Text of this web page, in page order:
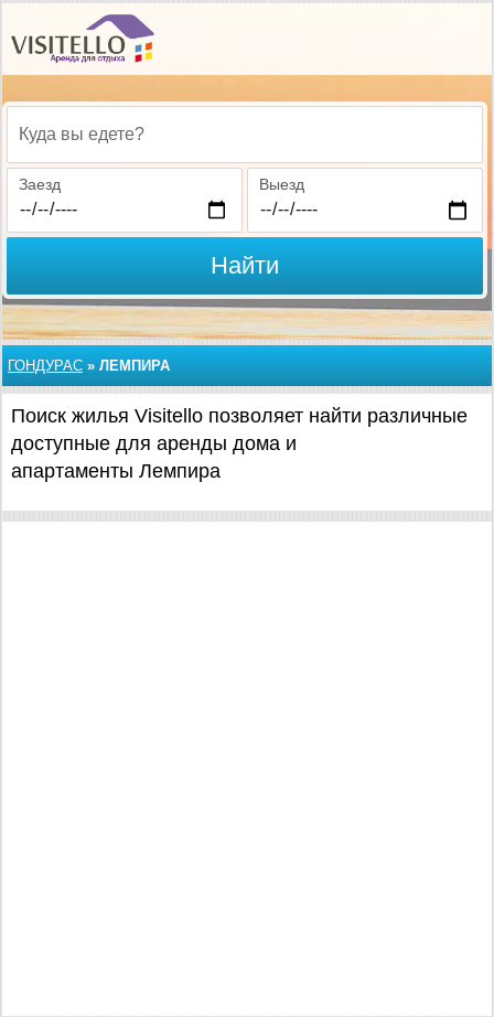
Куда вы едете?
Заезд Выезд
Найти
ГОНДУРАС » ЛЕМПИРА
Поиск жилья Visitello позволяет найти различные
доступные для аренды дома и
апартаменты Лемпира